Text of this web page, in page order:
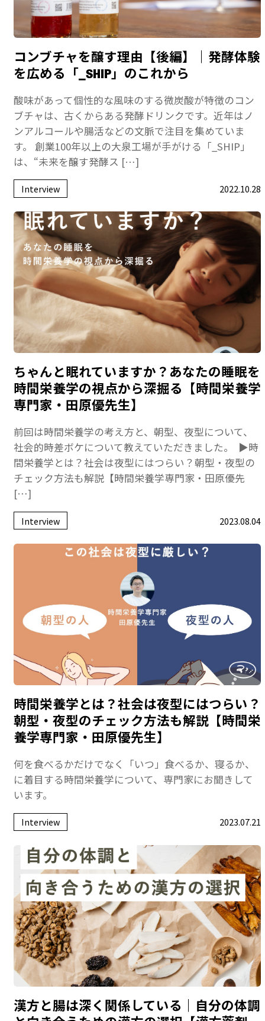
コンブチャを醸す理由【後編】｜発酵体験
を広める「_SHIP」のこれから
酸味があって個性的な風味のする微炭酸が特徴のコン
ブチャは、古くからある発酵ドリンクです。近年はノ
ンアルコールや腸活などの文脈で注目を集めていま
す。 創業100年以上の大泉工場が手がける「_SHIP」
は、“未来を醸す発酵ス […]
Interview 2022.10.28
ちゃんと眠れていますか？あなたの睡眠を
時間栄養学の視点から深掘る【時間栄養学
専門家・田原優先生】
前回は時間栄養学の考え方と、朝型、夜型について、
社会的時差ボケについて教えていただきました。 ▶︎時
間栄養学とは？社会は夜型にはつらい？朝型・夜型の
チェック方法も解説【時間栄養学専門家・田原優先
[…]
Interview 2023.08.04
時間栄養学とは？社会は夜型にはつらい？
朝型・夜型のチェック方法も解説【時間栄
養学専門家・田原優先生】
何を食べるかだけでなく「いつ」食べるか、寝るか、
に着目する時間栄養学について、専門家にお聞きして
います。
Interview 2023.07.21
漢方と腸は深く関係している｜自分の体調